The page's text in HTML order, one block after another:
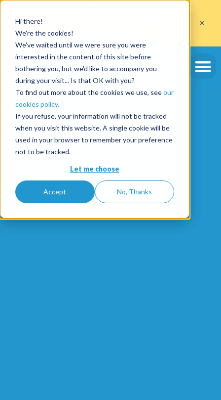
Hi there!
We're the cookies!
We've waited until we were sure you were
interested in the content of this site before
bothering you, but we'd like to accompany you
during your visit... Is that OK with you?
To find out more about the cookies we use, seeour
cookies policy.
If you refuse, your information will not be tracked
when you visit this website. A single cookie will be
used in your browser to remember your preference
not to be tracked.
Let me choose
Accept No, Thanks
al abrir una cuenta con el código
hasta el 30/09/2026*
Aprovechar la oferta
×